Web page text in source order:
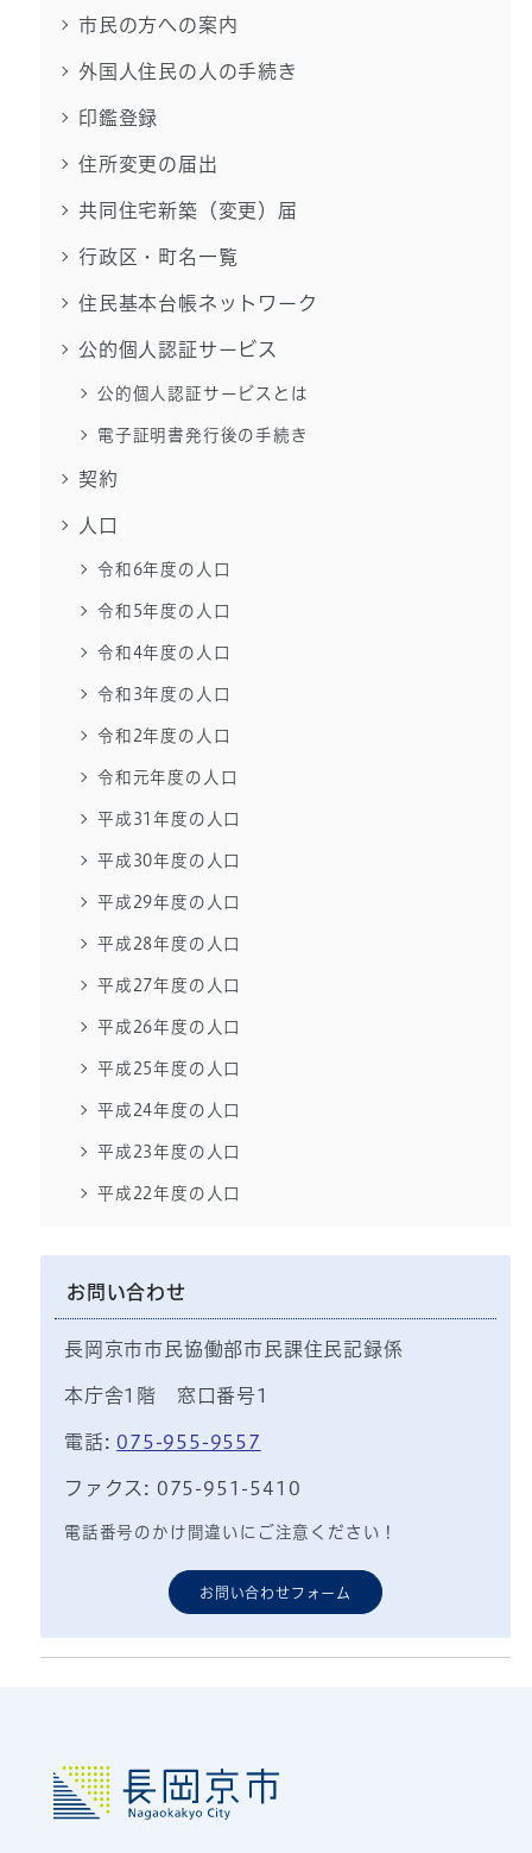
市民の方への案内
外国人住民の人の手続き
印鑑登録
住所変更の届出
共同住宅新築（変更）届
行政区・町名一覧
住民基本台帳ネットワーク
公的個人認証サービス
公的個人認証サービスとは
電子証明書発行後の手続き
契約
人口
令和6年度の人口
令和5年度の人口
令和4年度の人口
令和3年度の人口
令和2年度の人口
令和元年度の人口
平成31年度の人口
平成30年度の人口
平成29年度の人口
平成28年度の人口
平成27年度の人口
平成26年度の人口
平成25年度の人口
平成24年度の人口
平成23年度の人口
平成22年度の人口
お問い合わせ
長岡京市市民協働部市民課住民記録係
本庁舎1階 窓口番号1
電話: 075-955-9557
ファクス: 075-951-5410
電話番号のかけ間違いにご注意ください！
お問い合わせフォーム